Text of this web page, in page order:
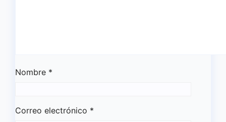
Nombre *
Correo electrónico *